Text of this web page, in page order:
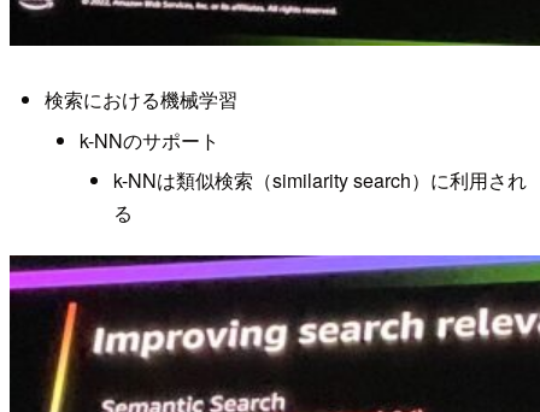
検索における機械学習
k-NNのサポート
k-NNは類似検索（similarity search）に利用され
る